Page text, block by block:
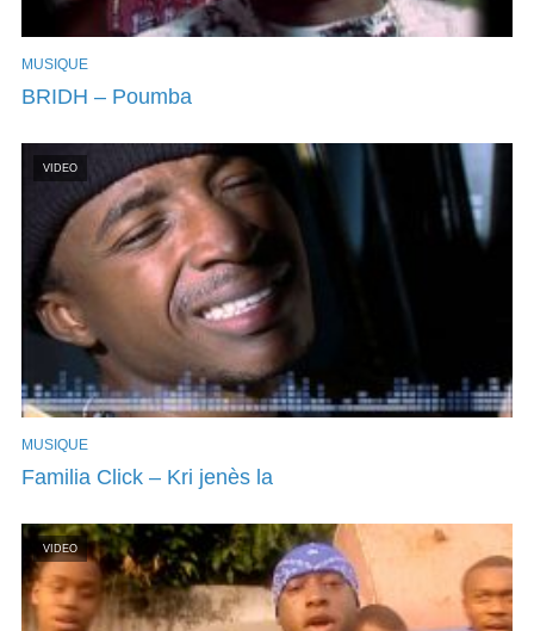
MUSIQUE
BRIDH – Poumba
VIDEO
MUSIQUE
Familia Click – Kri jenès la
VIDEO